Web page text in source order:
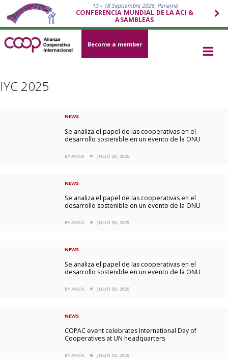
13 – 18 Septiembre 2026, Panamá
CONFERENCIA MUNDIAL DE LA ACI &
ASAMBLEAS
Become a member
IYC 2025
NEWS
Se analiza el papel de las cooperativas en el
desarrollo sostenible en un evento de la ONU
BY ANCA JULIO 30, 2025
NEWS
Se analiza el papel de las cooperativas en el
desarrollo sostenible en un evento de la ONU
BY ANCA JULIO 30, 2025
NEWS
Se analiza el papel de las cooperativas en el
desarrollo sostenible en un evento de la ONU
BY ANCA JULIO 30, 2025
NEWS
COPAC event celebrates International Day of
Cooperatives at UN headquarters
BY ANCA JULIO 23, 2025